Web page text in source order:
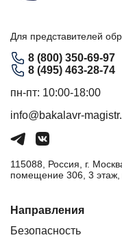
Для представителей
8 (800) 350-69-97
8 (495) 463-28-74
пн-пт: 10:00-18:00
info@bakalavr-
115088, Россия, г.
помещение 306, 3
Направления
Безопасность